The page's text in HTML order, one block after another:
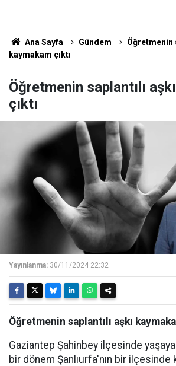
Ana Sayfa Gündem
Öğretmenin
kaymakam çıktı
Öğretmenin saplantılı
çıktı
Yayınlanma: 30/11/2024 22:32
Öğretmenin saplantılı aşkı
Gaziantep Şahinbey ilçesinde
bir dönem Şanlıurfa'nın bir ilçesinde